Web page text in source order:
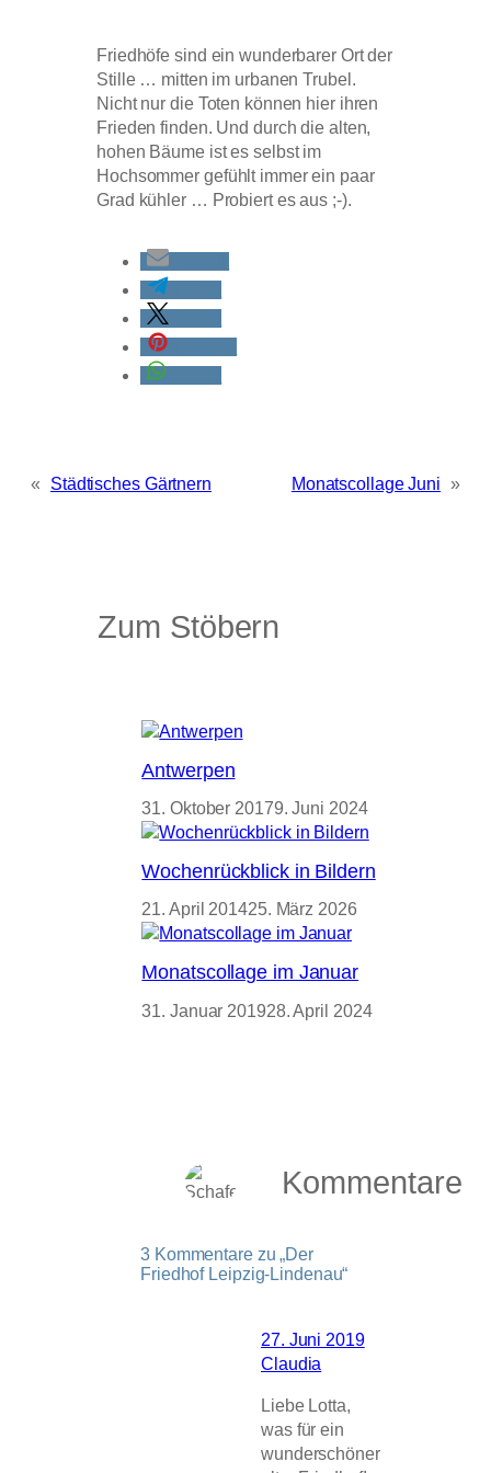
Friedhöfe sind ein wunderbarer Ort der
Stille … mitten im urbanen Trubel.
Nicht nur die Toten können hier ihren
Frieden finden. Und durch die alten,
hohen Bäume ist es selbst im
Hochsommer gefühlt immer ein paar
Grad kühler … Probiert es aus ;-).
« Städtisches Gärtnern Monatscollage Juni »
Zum Stöbern
Antwerpen
31. Oktober 20179. Juni 2024
Wochenrückblick in Bildern
21. April 201425. März 2026
Monatscollage im Januar
31. Januar 201928. April 2024
Kommentare
3 Kommentare zu „Der
Friedhof Leipzig-Lindenau“
27. Juni 2019
Claudia
Liebe Lotta,
was für ein
wunderschöner